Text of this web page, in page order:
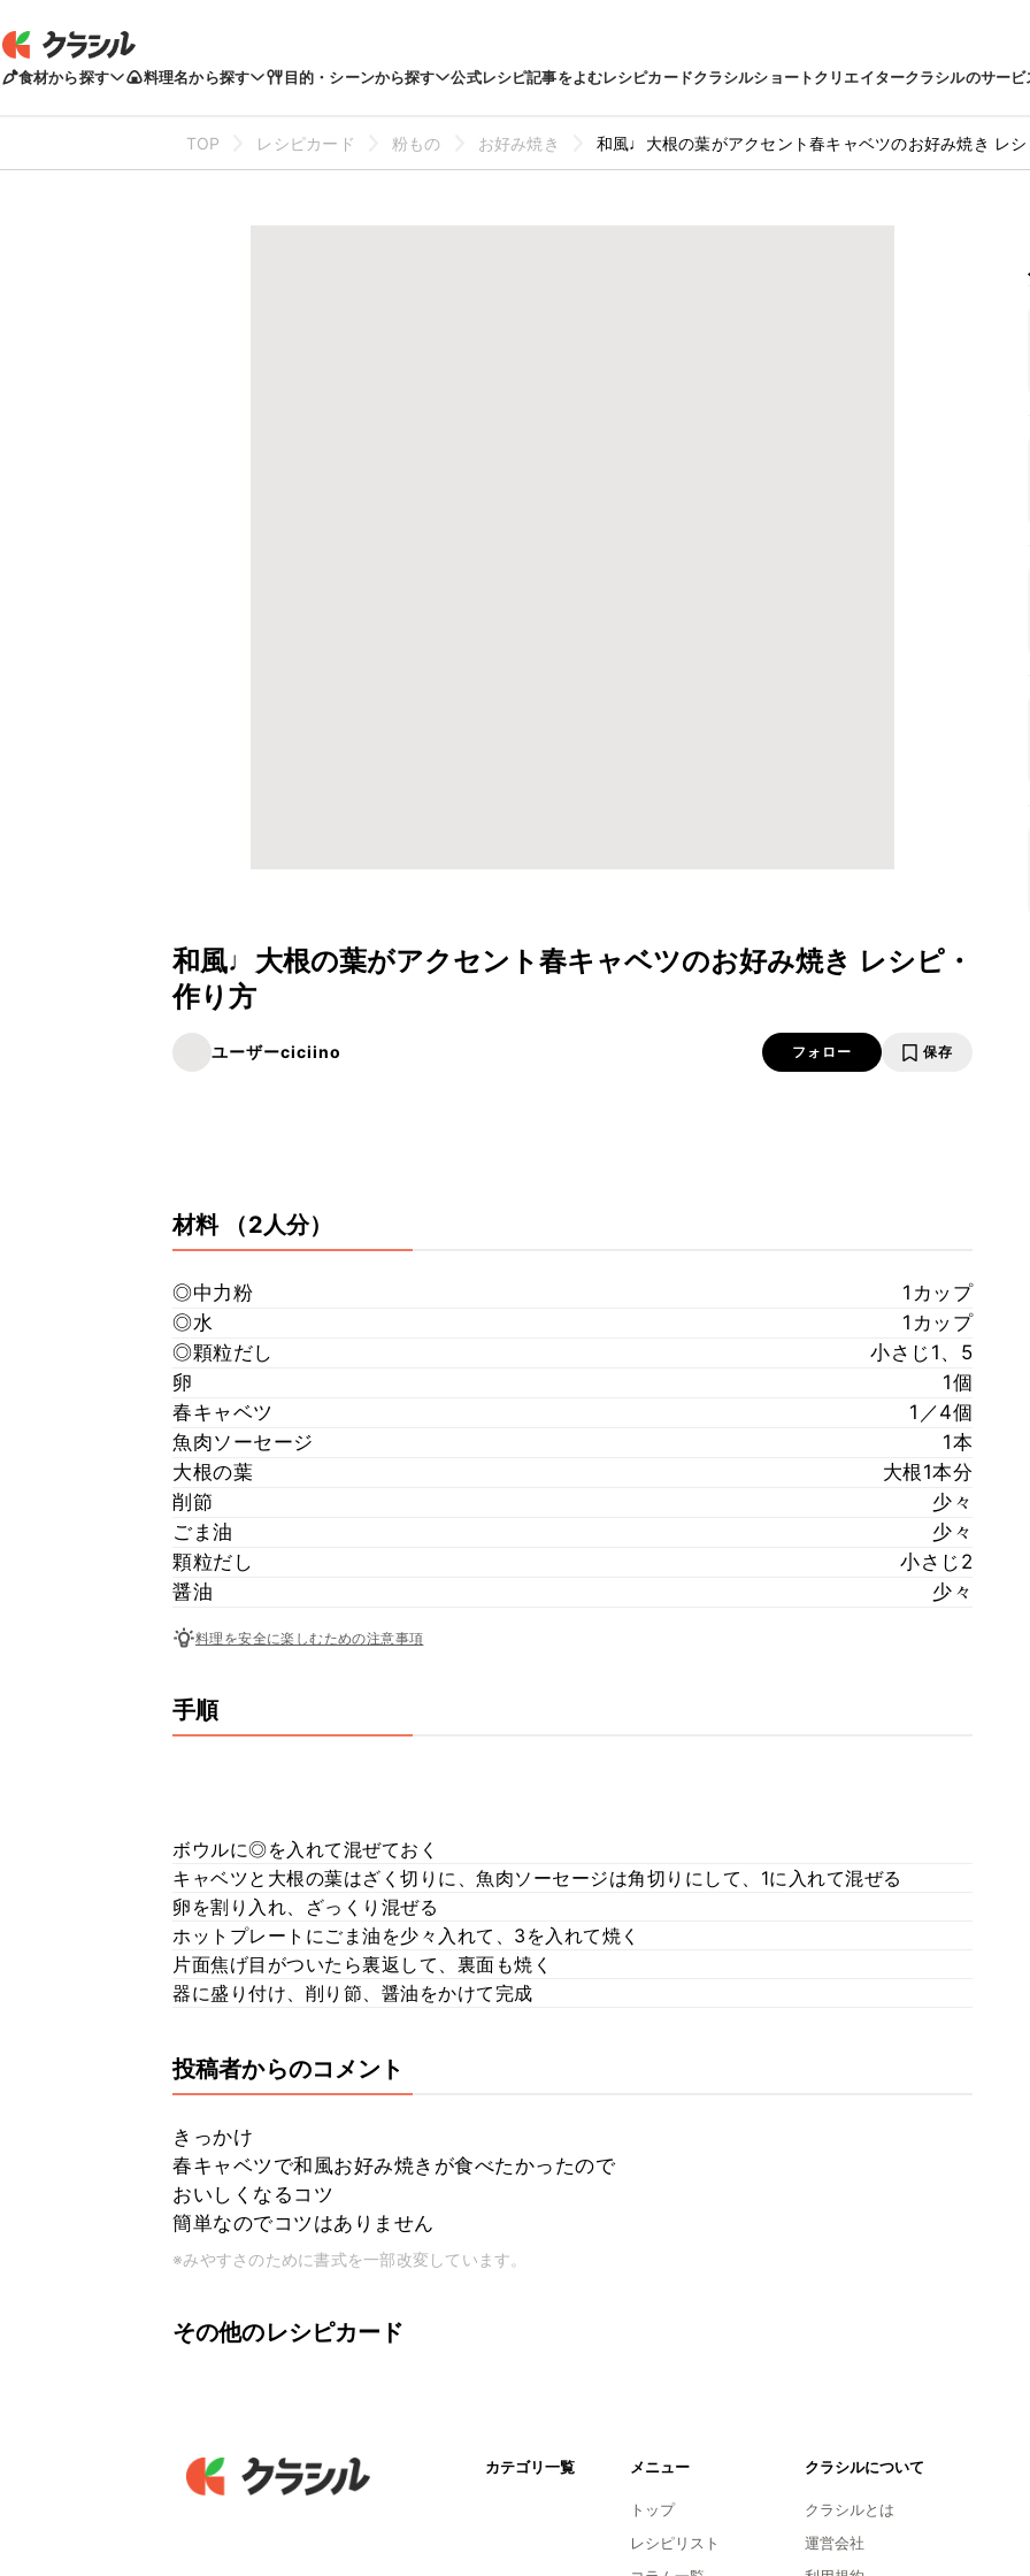
食材から探す 料理名から探す 目的・シーンから探す 公式レシピ記事をよむレシピカードクラシルショートクリエイタークラシルのサービ
TOP レシピカード 粉もの お好み焼き 和風♩大根の葉がアクセント春キャベツのお好み焼き レ
和風♩大根の葉がアクセント春キャベツのお好み焼き レシピ・
作り方
ユーザーciciino フォロー 保存
材料 （2人分）
◎中力粉
1カップ
◎水
1カップ
◎顆粒だし
小さじ1、5
卵
1個
春キャベツ
1／4個
魚肉ソーセージ
1本
大根の葉
大根1本分
削節
少々
ごま油
少々
顆粒だし
小さじ2
醤油
少々
料理を安全に楽しむための注意事項
手順
ボウルに◎を入れて混ぜておく
キャベツと大根の葉はざく切りに、魚肉ソーセージは角切りにして、1に入れて混ぜる
卵を割り入れ、ざっくり混ぜる
ホットプレートにごま油を少々入れて、3を入れて焼く
片面焦げ目がついたら裏返して、裏面も焼く
器に盛り付け、削り節、醤油をかけて完成
投稿者からのコメント
きっかけ
春キャベツで和風お好み焼きが食べたかったので
おいしくなるコツ
簡単なのでコツはありません
※みやすさのために書式を一部改変しています。
その他のレシピカード
カテゴリ一覧 メニュー
トップ
レシピリスト
クラシルについて
クラシルとは
運営会社